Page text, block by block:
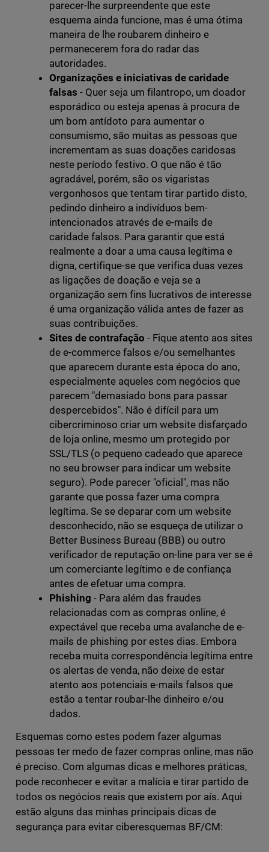
parecer-lhe surpreendente que este
esquema ainda funcione, mas é uma ótima
maneira de lhe roubarem dinheiro e
permanecerem fora do radar das
autoridades.
Organizações e iniciativas de caridade
falsas - Quer seja um filantropo, um doador
esporádico ou esteja apenas à procura de
um bom antídoto para aumentar o
consumismo, são muitas as pessoas que
incrementam as suas doações caridosas
neste período festivo. O que não é tão
agradável, porém, são os vigaristas
vergonhosos que tentam tirar partido disto,
pedindo dinheiro a indivíduos bem-
intencionados através de e-mails de
caridade falsos. Para garantir que está
realmente a doar a uma causa legítima e
digna, certifique-se que verifica duas vezes
as ligações de doação e veja se a
organização sem fins lucrativos de interesse
é uma organização válida antes de fazer as
suas contribuições.
Sites de contrafação - Fique atento aos sites
de e-commerce falsos e/ou semelhantes
que aparecem durante esta época do ano,
especialmente aqueles com negócios que
parecem "demasiado bons para passar
despercebidos". Não é difícil para um
cibercriminoso criar um website disfarçado
de loja online, mesmo um protegido por
SSL/TLS (o pequeno cadeado que aparece
no seu browser para indicar um website
seguro). Pode parecer "oficial", mas não
garante que possa fazer uma compra
legítima. Se se deparar com um website
desconhecido, não se esqueça de utilizar o
Better Business Bureau (BBB) ou outro
verificador de reputação on-line para ver se é
um comerciante legítimo e de confiança
antes de efetuar uma compra.
Phishing - Para além das fraudes
relacionadas com as compras online, é
expectável que receba uma avalanche de e-
mails de phishing por estes dias. Embora
receba muita correspondência legítima entre
os alertas de venda, não deixe de estar
atento aos potenciais e-mails falsos que
estão a tentar roubar-lhe dinheiro e/ou
dados.
Esquemas como estes podem fazer algumas
pessoas ter medo de fazer compras online, mas não
é preciso. Com algumas dicas e melhores práticas,
pode reconhecer e evitar a malícia e tirar partido de
todos os negócios reais que existem por aís. Aqui
estão alguns das minhas principais dicas de
segurança para evitar ciberesquemas BF/CM: